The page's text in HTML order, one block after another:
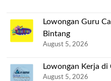
Lowongan Guru
Bintang
August 5, 2026
Lowongan Kerja di
August 5, 2026